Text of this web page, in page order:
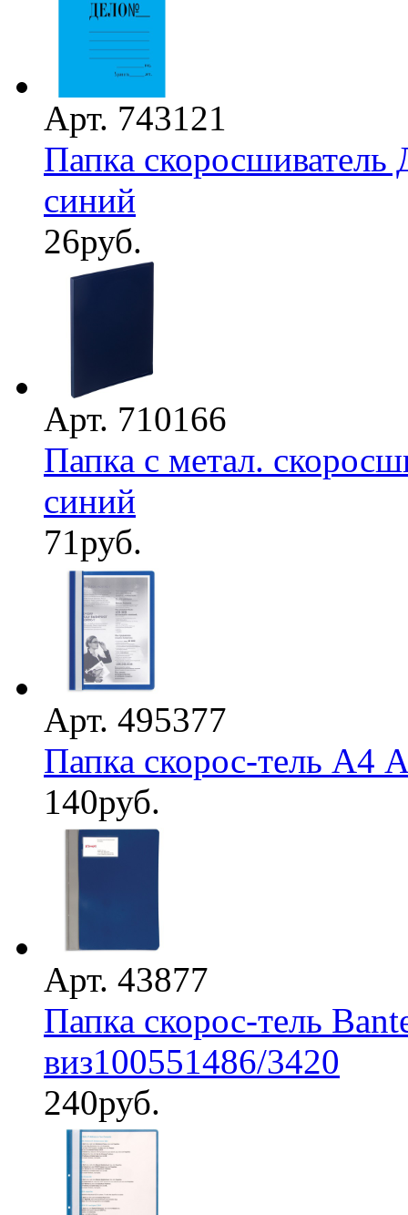
Арт. 743121
Папка
синий
26руб.
Арт. 710166
Папка с метал.
синий
71руб.
Арт. 495377
Папка скорос-тель А4
140руб.
Арт. 43877
Папка скорос-тель
виз100551486/3420
240руб.